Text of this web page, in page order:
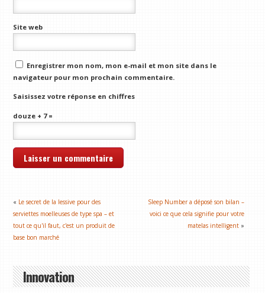
Site web
Enregistrer mon nom, mon e-mail et mon site dans le
navigateur pour mon prochain commentaire.
Saisissez votre réponse en chiffres
douze + 7 =
« Le secret de la lessive pour des
serviettes moelleuses de type spa – et
tout ce qu'il faut, c'est un produit de
base bon marché
Sleep Number a déposé son bilan –
voici ce que cela signifie pour votre
matelas intelligent »
Innovation